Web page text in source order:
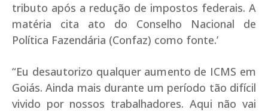
tributo após a redução de impostos federais. A
matéria cita ato do Conselho Nacional de
Política Fazendária (Confaz) como fonte.’
“Eu desautorizo qualquer aumento de ICMS em
Goiás. Ainda mais durante um período tão difícil
vivido por nossos trabalhadores. Aqui não vai